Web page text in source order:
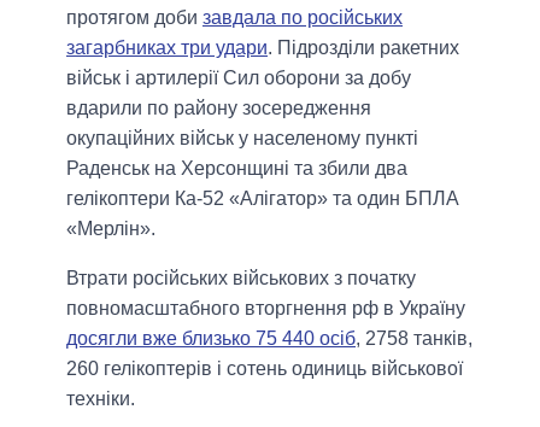
протягом доби завдала по російських
загарбниках три удари. Підрозділи ракетних
військ і артилерії Сил оборони за добу
вдарили по району зосередження
окупаційних військ у населеному пункті
Раденськ на Херсонщині та збили два
гелікоптери Ка-52 «Алігатор» та один БПЛА
«Мерлін».
Втрати російських військових з початку
повномасштабного вторгнення рф в Україну
досягли вже близько 75 440 осіб, 2758 танків,
260 гелікоптерів і сотень одиниць військової
техніки.